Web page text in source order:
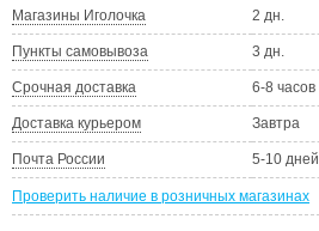
Магазины Иголочка 2 дн.
Пункты самовывоза 3 дн.
Срочная доставка 6-8 часов
Доставка курьером Завтра
Почта России 5-10 дней
Проверить наличие в розничных магазинах